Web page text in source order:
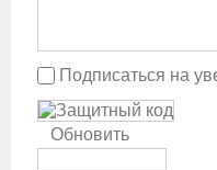
Подписаться на
Обновить